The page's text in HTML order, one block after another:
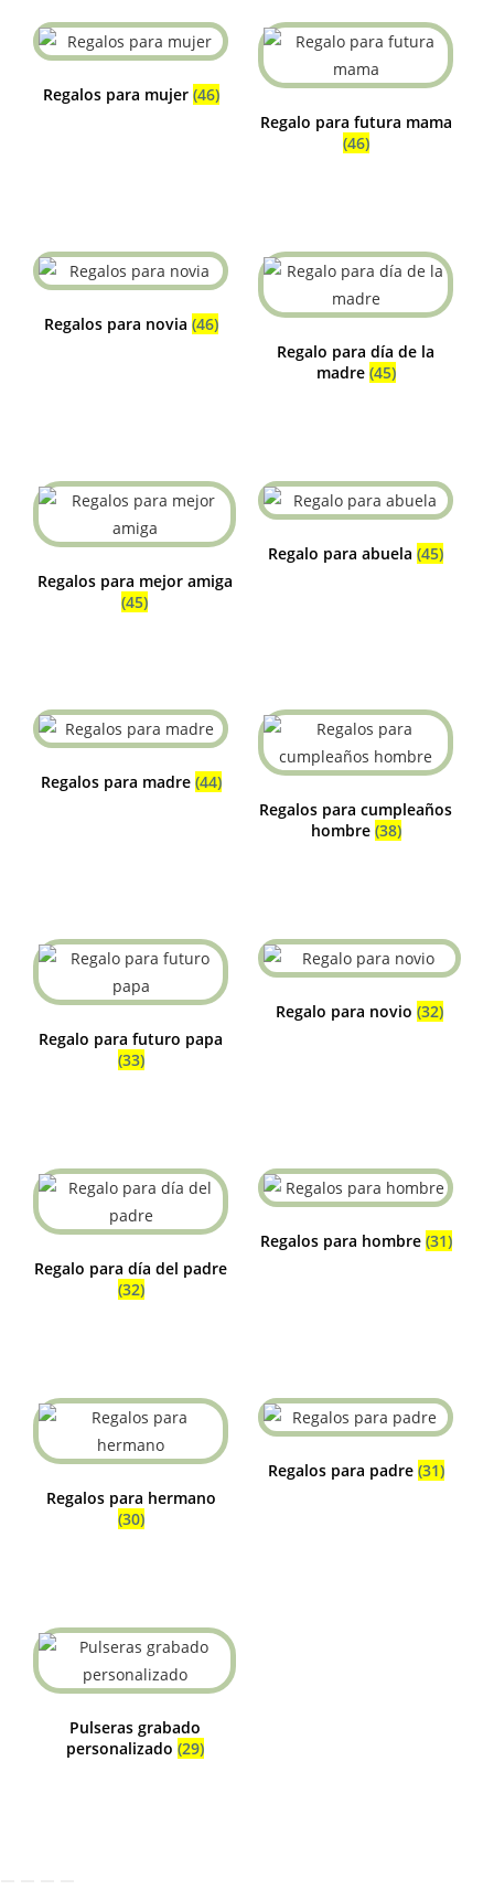
Regalos para mujer (46)
Regalo para futura mama
(46)
Regalos para novia (46)
Regalo para día de la
madre (45)
Regalos para mejor amiga
(45)
Regalo para abuela (45)
Regalos para madre (44)
Regalos para cumpleaños
hombre (38)
Regalo para futuro papa
(33)
Regalo para novio (32)
Regalo para día del padre
(32)
Regalos para hombre (31)
Regalos para hermano
(30)
Regalos para padre (31)
Pulseras grabado
personalizado (29)